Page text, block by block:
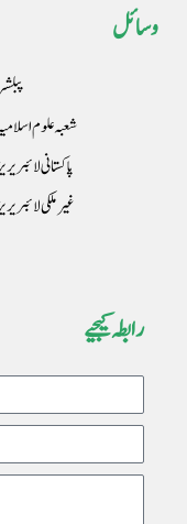
رابطہ کیجیے
وسائل
شعبہ علوم
پاکستانی
غیرملکی